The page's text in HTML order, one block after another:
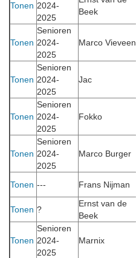
Tonen 2024-
2025
Beek
Tonen
Senioren
2024-
2025
Marco Vieveen
Tonen
Senioren
2024-
2025
Jac
Tonen
Senioren
2024-
2025
Fokko
Tonen
Senioren
2024-
2025
Marco Burger
Tonen --- Frans Nijman
Tonen ?
Ernst van de
Beek
Tonen
Senioren
2024-
2025
Marnix